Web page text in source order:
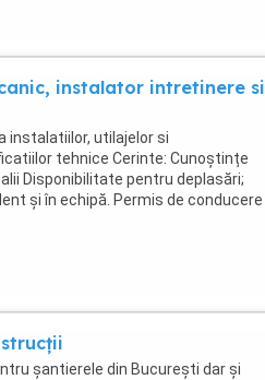
instalator intretinere si
instalatiilor, utilajelor si
tehnice Cerinte: Cunoștințe
Disponibilitate pentru deplasări;
și în echipă. Permis de conducere
șantierele din București dar și